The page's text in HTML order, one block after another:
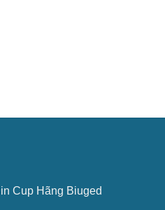
Cup Hãng Biuged